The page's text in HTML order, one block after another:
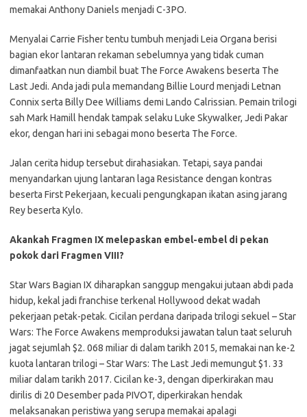
memakai Anthony Daniels menjadi C-3PO.
Menyalai Carrie Fisher tentu tumbuh menjadi Leia Organa berisi
bagian ekor lantaran rekaman sebelumnya yang tidak cuman
dimanfaatkan nun diambil buat The Force Awakens beserta The
Last Jedi. Anda jadi pula memandang Billie Lourd menjadi Letnan
Connix serta Billy Dee Williams demi Lando Calrissian. Pemain trilogi
sah Mark Hamill hendak tampak selaku Luke Skywalker, Jedi Pakar
ekor, dengan hari ini sebagai mono beserta The Force.
Jalan cerita hidup tersebut dirahasiakan. Tetapi, saya pandai
menyandarkan ujung lantaran laga Resistance dengan kontras
beserta First Pekerjaan, kecuali pengungkapan ikatan asing jarang
Rey beserta Kylo.
Akankah Fragmen IX melepaskan embel-embel di pekan
pokok dari Fragmen VIII?
Star Wars Bagian IX diharapkan sanggup mengakui jutaan abdi pada
hidup, kekal jadi franchise terkenal Hollywood dekat wadah
pekerjaan petak-petak. Cicilan perdana daripada trilogi sekuel – Star
Wars: The Force Awakens memproduksi jawatan talun taat seluruh
jagat sejumlah $2. 068 miliar di dalam tarikh 2015, memakai nan ke-2
kuota lantaran trilogi – Star Wars: The Last Jedi memungut $1. 33
miliar dalam tarikh 2017. Cicilan ke-3, dengan diperkirakan mau
dirilis di 20 Desember pada PIVOT, diperkirakan hendak
melaksanakan peristiwa yang serupa memakai apalagi